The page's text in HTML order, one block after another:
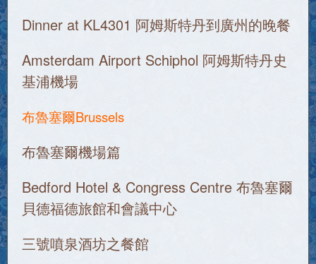
Dinner at KL4301 阿姆斯特丹到廣州的晚餐
Amsterdam Airport Schiphol 阿姆斯特丹史
基浦機場
布魯塞爾Brussels
布魯塞爾機場篇
Bedford Hotel & Congress Centre 布魯塞爾
貝德福德旅館和會議中心
三號噴泉酒坊之餐館